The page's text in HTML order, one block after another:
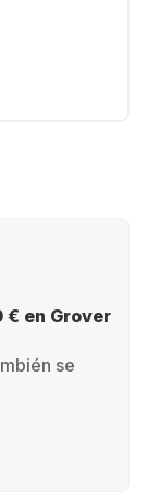
en Grover
se